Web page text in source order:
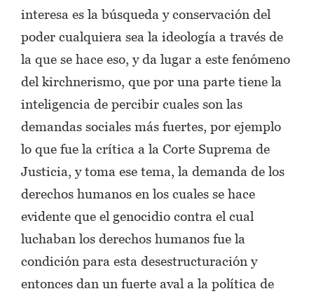
interesa es la búsqueda y conservación del
poder cualquiera sea la ideología a través de
la que se hace eso, y da lugar a este fenómeno
del kirchnerismo, que por una parte tiene la
inteligencia de percibir cuales son las
demandas sociales más fuertes, por ejemplo
lo que fue la crítica a la Corte Suprema de
Justicia, y toma ese tema, la demanda de los
derechos humanos en los cuales se hace
evidente que el genocidio contra el cual
luchaban los derechos humanos fue la
condición para esta desestructuración y
entonces dan un fuerte aval a la política de